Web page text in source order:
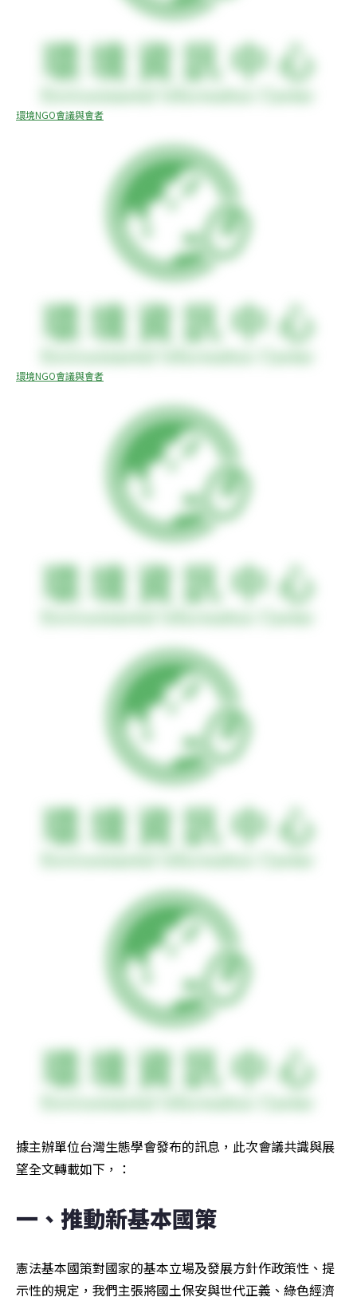
環境NGO會議與會者
環境NGO會議與會者
據主辦單位台灣生態學會發布的訊息，此次會議共識與展
望全文轉載如下，：
一、推動新基本國策
憲法基本國策對國家的基本立場及發展方針作政策性、提
示性的規定，我們主張將國土保安與世代正義、綠色經濟